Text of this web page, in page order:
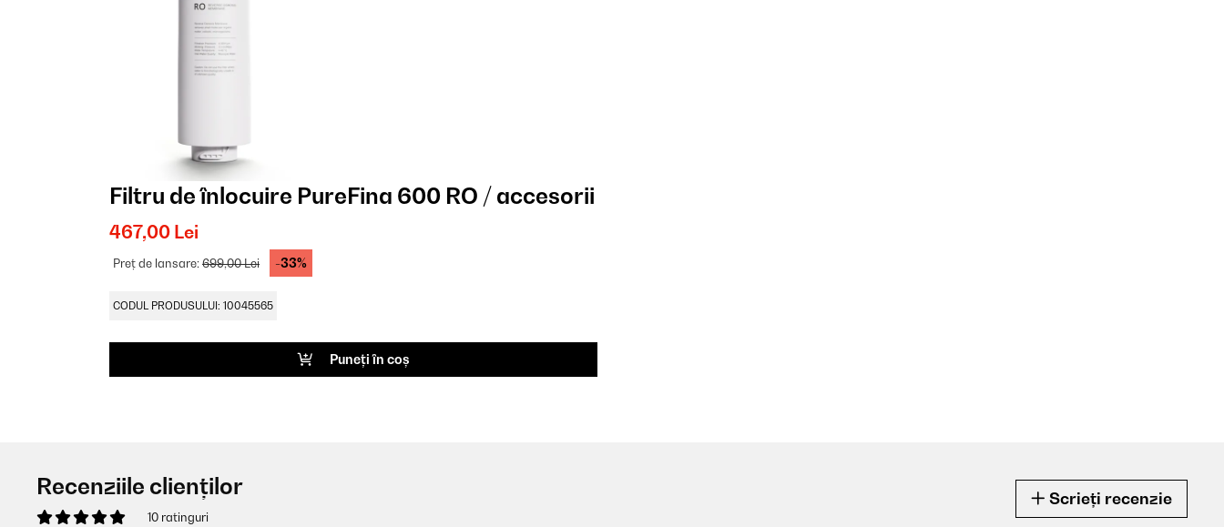
Filtru de înlocuire PureFina 600 RO / accesorii
467,00 Lei
Preț de lansare:699,00 Lei -33%
CODUL PRODUSULUI: 10045565
Puneți în coș
Recenziile clienților
10 ratinguri
Scrieți recenzie